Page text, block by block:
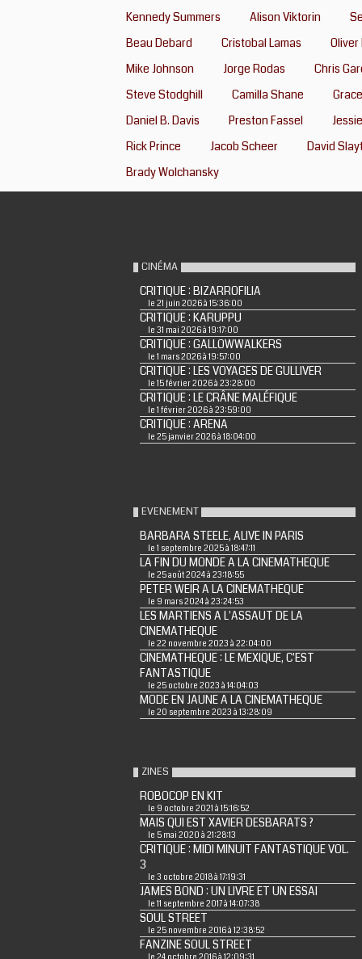
Kennedy Summers
Alison Viktorin
Beau Debard
Cristobal Lamas
Mike Johnson
Jorge Rodas
Chris
Steve Stodghill
Camilla Shane
Daniel B. Davis
Preston Fassel
Rick Prince
Jacob Scheer
David
Brady Wolchansky
CINÉMA
CRITIQUE : BIZARROFILIA
le 21 juin 2026 à 15:36:00
CRITIQUE : KARUPPU
le 31 mai 2026 à 19:17:00
CRITIQUE : GALLOWWALKERS
le 1 mars 2026 à 19:57:00
CRITIQUE : LES VOYAGES DE GULLIVER
le 15 février 2026 à 23:28:00
CRITIQUE : LE CRÂNE MALÉFIQUE
le 1 février 2026 à 23:59:00
CRITIQUE : ARENA
le 25 janvier 2026 à 18:04:00
EVENEMENT
BARBARA STEELE, ALIVE IN PARIS
le 1 septembre 2025 à 18:47:11
LA FIN DU MONDE A LA CINEMATHEQUE
le 25 août 2024 à 23:18:55
PETER WEIR A LA CINEMATHEQUE
le 9 mars 2024 à 23:24:53
LES MARTIENS A L'ASSAUT DE LA
CINEMATHEQUE
le 22 novembre 2023 à 22:04:00
CINEMATHEQUE : LE MEXIQUE, C'EST
FANTASTIQUE
le 25 octobre 2023 à 14:04:03
MODE EN JAUNE A LA CINEMATHEQUE
le 20 septembre 2023 à 13:28:09
ZINES
ROBOCOP EN KIT
le 9 octobre 2021 à 15:16:52
MAIS QUI EST XAVIER DESBARATS ?
le 5 mai 2020 à 21:28:13
CRITIQUE : MIDI MINUIT FANTASTIQUE VOL.
3
le 3 octobre 2018 à 17:19:31
JAMES BOND : UN LIVRE ET UN ESSAI
le 11 septembre 2017 à 14:07:38
SOUL STREET
le 25 novembre 2016 à 12:38:52
FANZINE SOUL STREET